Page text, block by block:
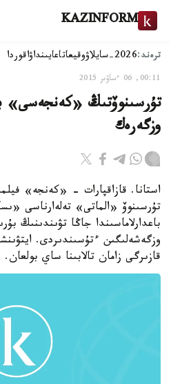
KAZINFORM
ترەند:2026-سايلاۋ وقيعاتاعايىنداۋاقوردا
00:11, 06 ءساۋىر 2015
تۇرسىنوۆتىڭ «كەنجەسى»
وزگەرەك
استانا. قازاقپارات - «كەنجە»
تۇرسىنوۆ «الماتى» تەلەارناسى
باعدارلاماسىندا جاڭا تۋىندىنىڭ
وزگەشەلىگىن ءتۇسىندىردى.
قازىرگى زامان تالابىنا ساي بولعان.